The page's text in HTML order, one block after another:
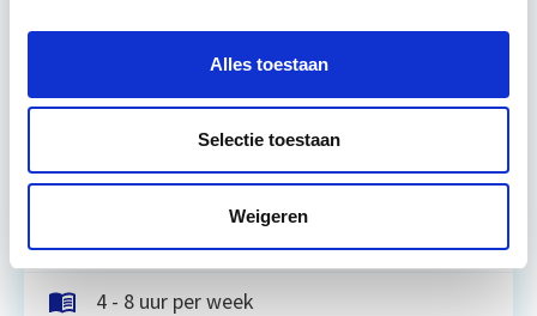
Alles toestaan
Selectie toestaan
Weigeren
strategisch en tactisch niveau jouw
vastgoedportefeuille optimaal te exploiteren.
De… Lees verder
Utrecht en/of Online
15 Lesdagen lesdag(en)
4 - 8 uur per week